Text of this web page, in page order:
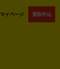
マイページ 買取申込